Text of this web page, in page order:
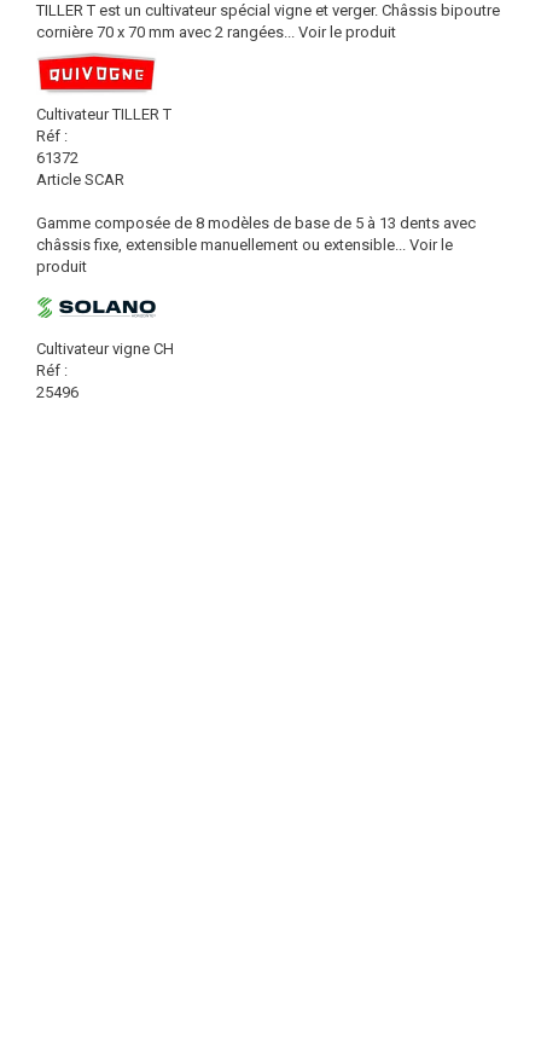
TILLER T est un cultivateur spécial vigne et verger. Châssis bipoutre
cornière 70 x 70 mm avec 2 rangées... Voir le produit
Cultivateur TILLER T
Réf :
61372
Article SCAR
Gamme composée de 8 modèles de base de 5 à 13 dents avec
châssis fixe, extensible manuellement ou extensible... Voir le
produit
Cultivateur vigne CH
Réf :
25496